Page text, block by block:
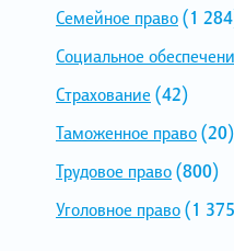
Семейное право(1
Социальное
Страхование (42)
Таможенное право(20)
Трудовое право(800)
Уголовное право(1